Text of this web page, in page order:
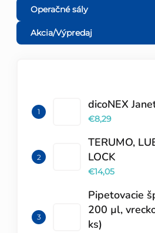
Operačné sály
Akcia/Výpredaj
dicoNEX
€8,29
TERUMO,
LOCK
€14,05
Pipetovacie
200 µl,
ks)